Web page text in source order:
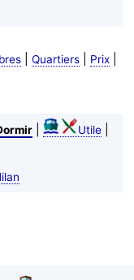
| Quartiers| Prix|
| Utile|